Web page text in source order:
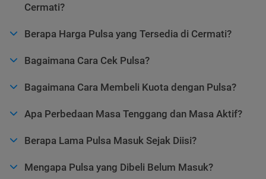
Cermati?
Berapa Harga Pulsa yang Tersedia di Cermati?
Bagaimana Cara Cek Pulsa?
Bagaimana Cara Membeli Kuota dengan Pulsa?
Apa Perbedaan Masa Tenggang dan Masa Aktif?
Berapa Lama Pulsa Masuk Sejak Diisi?
Mengapa Pulsa yang Dibeli Belum Masuk?